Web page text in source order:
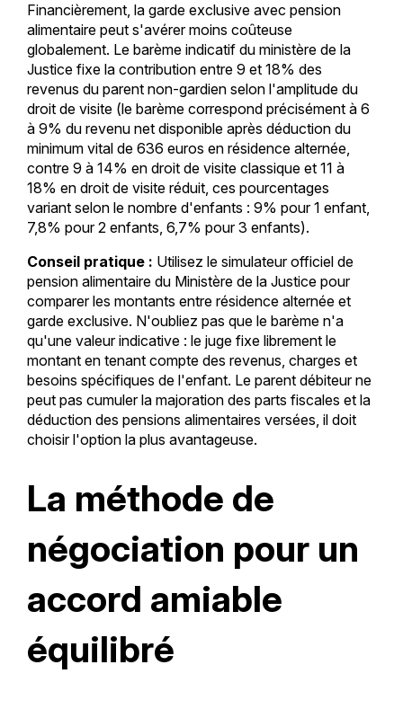
Financièrement, la garde exclusive avec pension
alimentaire peut s'avérer moins coûteuse
globalement. Le barème indicatif du ministère de la
Justice fixe la contribution entre 9 et 18% des
revenus du parent non-gardien selon l'amplitude du
droit de visite (le barème correspond précisément à 6
à 9% du revenu net disponible après déduction du
minimum vital de 636 euros en résidence alternée,
contre 9 à 14% en droit de visite classique et 11 à
18% en droit de visite réduit, ces pourcentages
variant selon le nombre d'enfants : 9% pour 1 enfant,
7,8% pour 2 enfants, 6,7% pour 3 enfants).
Conseil pratique : Utilisez le simulateur officiel de
pension alimentaire du Ministère de la Justice pour
comparer les montants entre résidence alternée et
garde exclusive. N'oubliez pas que le barème n'a
qu'une valeur indicative : le juge fixe librement le
montant en tenant compte des revenus, charges et
besoins spécifiques de l'enfant. Le parent débiteur ne
peut pas cumuler la majoration des parts fiscales et la
déduction des pensions alimentaires versées, il doit
choisir l'option la plus avantageuse.
La méthode de
négociation pour un
accord amiable
équilibré